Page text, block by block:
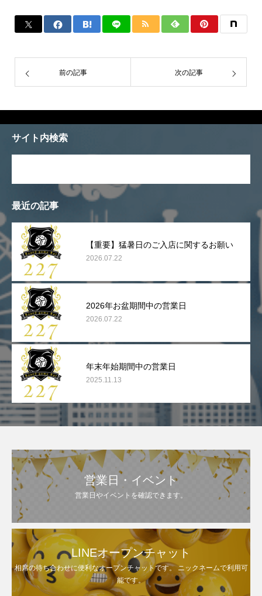
前の記事 次の記事
サイト内検索
最近の記事
【重要】猛暑日のご入店に関するお願い
2026.07.22
2026年お盆期間中の営業日
2026.07.22
年末年始期間中の営業日
2025.11.13
営業日・イベント
営業日やイベントを確認できます。
LINEオープンチャット
相席の待ち合わせに便利なオープンチャットです。 ニックネームで利用可
能です。